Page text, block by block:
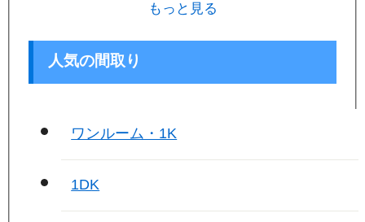
もっと見る
人気の間取り
ワンルーム・1K
1DK